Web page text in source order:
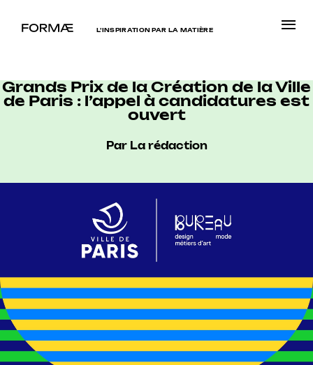
L’INSPIRATION PAR LA MATIÈRE
Grands Prix de la Création de la Ville
de Paris : l’appel à candidatures est
ouvert
Par La rédaction